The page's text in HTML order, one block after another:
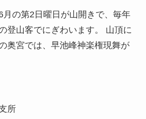
月の第2日曜日が山開きで、毎年
登山客でにぎわいます。 山頂に
奥宮では、早池峰神楽権現舞が
所